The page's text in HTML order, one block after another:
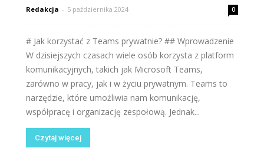
Redakcja - 5 października 2024 0
# Jak korzystać z Teams prywatnie? ## Wprowadzenie
W dzisiejszych czasach wiele osób korzysta z platform
komunikacyjnych, takich jak Microsoft Teams,
zarówno w pracy, jak i w życiu prywatnym. Teams to
narzędzie, które umożliwia nam komunikację,
współpracę i organizację zespołową. Jednak...
Czytaj więcej